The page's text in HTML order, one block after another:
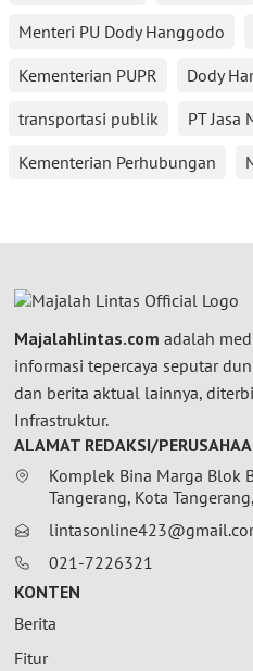
Menteri PU Dody Hanggodo
Kementerian PUPR
Dody
transportasi publik
PT Jasa
Kementerian Perhubungan
Majalahlintas.com adalah
informasi tepercaya seputar
dan berita aktual lainnya,
Infrastruktur.
ALAMAT REDAKSI/
Komplek Bina Marga Blok
Tangerang, Kota
021-7226321
KONTEN
Berita
Fitur